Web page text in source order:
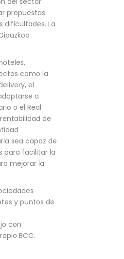
propuestas
dificultades. La
como la
el
a
o el Real
de
sea capaz de
para facilitar la
mejorar la
y puntos de
con
BCC.